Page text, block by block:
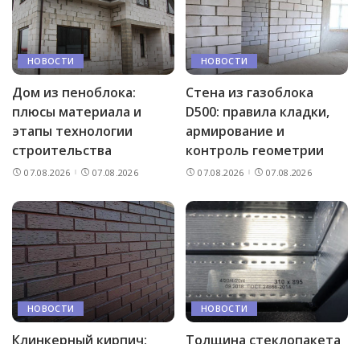
НОВОСТИ
Дом из пеноблока:
плюсы материала и
этапы технологии
строительства
07.08.2026 07.08.2026
НОВОСТИ
Стена из газоблока
D500: правила кладки,
армирование и
контроль геометрии
07.08.2026 07.08.2026
НОВОСТИ
Клинкерный кирпич:
НОВОСТИ
Толщина стеклопакета